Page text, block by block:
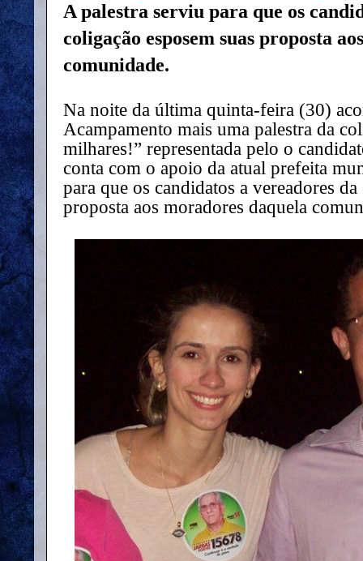
A palestra serviu para que os
coligação esposem suas proposta
comunidade.
Na noite da última quinta-feira (30)
Acampamento mais uma palestra da
milhares!” representada pelo o
conta com o apoio da atual prefeita
para que os candidatos a vereadores
proposta aos moradores daquela